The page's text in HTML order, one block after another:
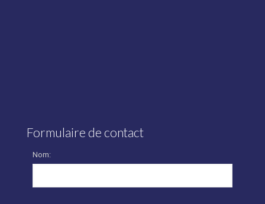
Formulaire de contact
Nom: